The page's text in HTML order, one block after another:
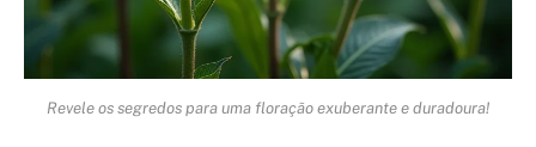
Revele os segredos para uma floração exuberante e duradoura!